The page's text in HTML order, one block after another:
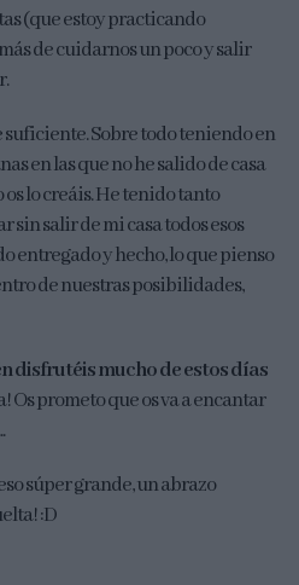
(que estoy practicando
de cuidarnos un poco y salir
suficiente. Sobre todo teniendo en
en las que no he salido de casa
os lo creáis. He tenido tanto
sin salir de mi casa todos esos
entregado y hecho, lo que pienso
de nuestras posibilidades,
disfrutéis mucho de estos días
Os prometo que os va a encantar
súper grande, un abrazo
:D